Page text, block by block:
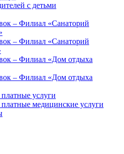
с детьми
– Филиал «Санаторий
– Филиал «Санаторий
– Филиал «Дом отдыха
– Филиал «Дом отдыха
услуги
медицинские услуги